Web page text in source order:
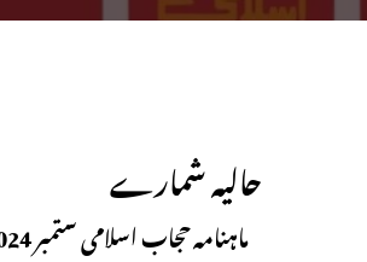
حالیہ شمارے
ماہنامہ حجاب اسلامی ستمبر 2024